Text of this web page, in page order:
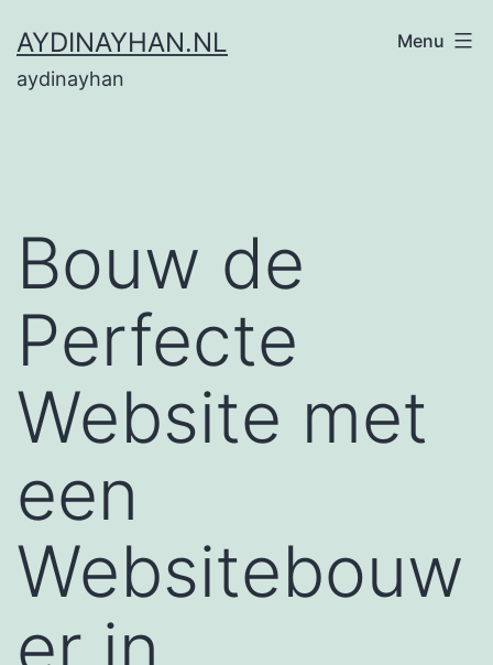
naar
de
AYDINAYHAN.NL
aydinayhan
Menu
Bouw de
Perfecte
Website met
een
Websitebouw
er in